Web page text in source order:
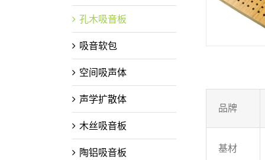
品牌
基材
孔木吸音板
吸音软包
空间吸声体
声学扩散体
木丝吸音板
陶铝吸音板